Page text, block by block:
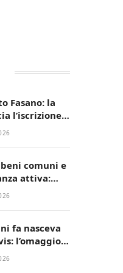
Fasano: la
l’iscrizione,
fuori dalla
comuni e
attiva:
per la
fa nasceva
l’omaggio
al